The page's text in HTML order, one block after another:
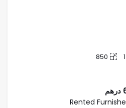
1
850
درهم
Rented